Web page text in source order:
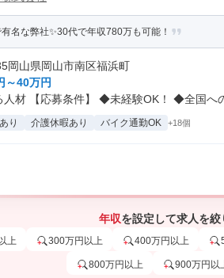
名な弊社✨30代で年収780万も可能！
岡山県岡山市南区福浜町
～40万円
人材 【応募条件】 ◆未経験OK！ ◆全国へ
り 介護休暇あり バイク通勤OK +18個
年収を設定して求人を絞
上 300万円以上 400万円以上
800万円以上 900万円以